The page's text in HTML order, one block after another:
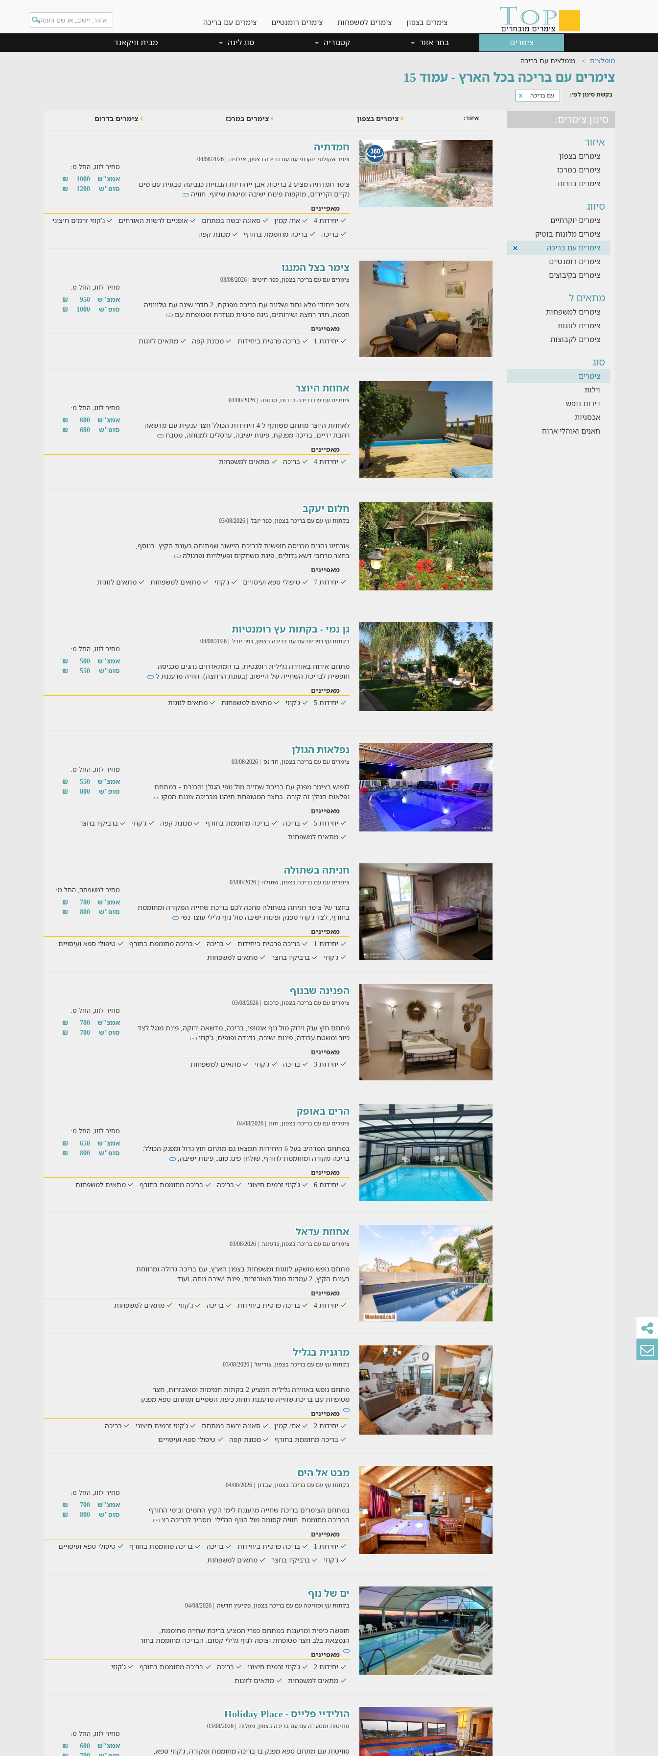
צימרים בצפון צימרים למשפחות צימרים רומנטיים צימרים עם בריכה
צימרים בחר אזור קטגוריה סוג לינה מבית וויקאנד
מומלצים מומלצים עם בריכה
צימרים עם בריכה בכל הארץ - עמוד 15
בקשת סינון לפי: x עם בריכה
סינון צימרים:
איזור
צימרים בצפון
צימרים במרכז
צימרים בדרום
סיווג
צימרים יוקרתיים
צימרים מלונות בוטיק
צימרים עם בריכה
צימרים רומנטיים
צימרים בקיבוצים
מתאים ל
צימרים למשפחות
צימרים לזוגות
צימרים לקבוצות
סוג
צימרים
וילות
דירות נופש
אכסניות
חאנים ואוהלי ארוח
איזור: צימרים בצפון צימרים במרכז צימרים בדרום
חמדתיה
צימר אקולוגי יוקרתי עם עם בריכה בצפון, אילניה | 04/08/2026
צימר חמדתיה מציע 2 בריכות אבן ייחודיות הבנויות כנביעה טבעית עם מים
נקיים וקרירים, מוקפות פינות ישיבה ומיטות שיזוף. חוויה
מחיר לזוג, החל מ:
אמצ"ש 1000
₪
סופ"ש
1200
₪
מאפיינים
יחידות 4
אח/ קמין סאונה יבשה במתחם אופניים לרשות האורחים
ג'קוזי זרמים חיצוני
בריכה
בריכה מחוממת בחורף מכונת קפה
צימר בצל המנגו
צימרים עם עם בריכה בצפון, כפר חיטים | 03/08/2026
צימר ייחודי מלא נחת ושלווה עם בריכה מפנקת, 2 חדרי שינה עם טלוויזיה
חכמה, חדר רחצה ושירותים, גינה פרטית מגודרת ומטופחת עם
מחיר לזוג, החל מ:
אמצ"ש 950
₪
סופ"ש
1000
₪
מאפיינים
יחידות 1
בריכה פרטית ביחידות מכונת קפה מתאים לזוגות
אחוזת היוצר
צימרים עם עם בריכה בדרום, סנסנה | 04/08/2026
לאחוזת היוצר מתחם משותף ל 4 היחידות הכולל חצר ענקית עם מדשאה
רחבת ידיים, בריכה מפנקת, פינות ישיבה, ערסלים למנוחה, מטבח
מחיר לזוג, החל מ:
אמצ"ש 600
₪
סופ"ש
600
₪
מאפיינים
יחידות 4
בריכה מתאים למשפחות
חלום יעקב
בקתות עץ עם עם בריכה בצפון, כפר יובל | 03/08/2026
אורחינו נהנים מכניסה חופשית לבריכת היישוב שפתוחה בעונת הקיץ. בנוסף,
בחצר מרחבי דשא גדולים, פינת משחקים ופעילויות ופרגולה
מאפיינים
יחידות 7
טיפולי ספא ועיסויים ג'קוזי מתאים למשפחות מתאים לזוגות
גן נמי - בקתות עץ רומנטיות
בקתות עץ כפריות עם עם בריכה בצפון, כפר יובל | 04/08/2026
מתחם אירוח באווירה גלילית רומנטית, בו המתארחים נהנים מכניסה
חופשית לבריכת השחייה של היישוב (בעונת הרחצה). חוויה מרעננת ל
מחיר לזוג, החל מ:
אמצ"ש 500
₪
סופ"ש
550
₪
מאפיינים
יחידות 5
ג'קוזי מתאים למשפחות מתאים לזוגות
נפלאות הגולן
צימרים עם עם בריכה בצפון, חד נס | 03/08/2026
לנפוש בצימר מפנק עם בריכת שחייה מול נופי הגולן והכנרת - במתחם
נפלאות הגולן זה קורה. בחצר המטופחת תיהנו מבריכה צוננת המקו
מחיר לזוג, החל מ:
אמצ"ש 550
₪
סופ"ש
800
₪
מאפיינים
יחידות 5
בריכה בריכה מחוממת בחורף מכונת קפה ג'קוזי
ברביקיו בחצר
מתאים למשפחות
חניתה בשתולה
צימרים עם עם בריכה בצפון, שתולה | 03/08/2026
בחצר של צימר חניתה בשתולה מחכה לכם בריכת שחייה המקורה ומחוממת
בחורף, לצד ג'קוזי מפנק ופינות ישיבה מול נוף גלילי עוצר נשי
מחיר למשפחה, החל מ:
אמצ"ש 700
₪
סופ"ש
800
₪
מאפיינים
יחידות 1
בריכה פרטית ביחידות בריכה בריכה מחוממת בחורף
טיפולי ספא ועיסויים
ג'קוזי
ברביקיו בחצר מתאים למשפחות
הפנינה שבנוף
צימרים עם עם בריכה בצפון, כרכום | 03/08/2026
מתחם חוץ ענק וירוק מול נוף אוטופי, בריכה, מדשאה ירוקה, פינת מנגל לצד
כיור ומשטח עבודה, פינות ישיבה, נדנדה ופופים, ג'קוזי
מחיר לזוג, החל מ:
אמצ"ש 700
₪
סופ"ש
700
₪
מאפיינים
יחידות 3
בריכה ג'קוזי מתאים למשפחות
הרים באופק
צימרים עם עם בריכה בצפון, חזון | 04/08/2026
במתחם המרהיב בעל 6 היחידות תמצאו גם מתחם חוץ גדול ומפנק הכולל:
בריכה מקורה ומחוממת לחורף, שולחן פינג פונג, פינות ישיבה,
מחיר לזוג, החל מ:
אמצ"ש 650
₪
סופ"ש
800
₪
מאפיינים
יחידות 6
ג'קוזי זרמים חיצוני בריכה בריכה מחוממת בחורף מתאים למשפחות
אחוזת עדאל
צימרים עם עם בריכה בצפון, גדעונה | 03/08/2026
מתחם נופש מושקע לזוגות ומשפחות בצפון הארץ, עם בריכה גדולה ומרווחת
בעונת הקיץ, 2 עמדות מנגל מאובזרות, פינת ישיבה נוחה, ועוד
מאפיינים
יחידות 4
בריכה פרטית ביחידות בריכה ג'קוזי מתאים למשפחות
מרגנית בגליל
בקתות עץ עם עם בריכה בצפון, צוריאל | 03/08/2026
מתחם נופש באווירה גלילית המציע 2 בקתות חמימות ומאובזרות, חצר
מטופחת עם בריכת שחייה מרעננת תחת כיפת השמיים ומתחם ספא מפנק
מאפיינים
יחידות 2
אח/ קמין סאונה יבשה במתחם ג'קוזי זרמים חיצוני
בריכה
בריכה מחוממת בחורף
מכונת קפה טיפולי ספא ועיסויים
מבט אל הים
בקתות עץ עם עם בריכה בצפון, עבדון | 04/08/2026
במתחם הצימרים בריכת שחייה מרעננת לימי הקיץ החמים ובימי החורף
הבריכה מחוממת. חוויה קסומה מול הנוף הגלילי. מסביב לבריכה רצ
מחיר לזוג, החל מ:
אמצ"ש 700
₪
סופ"ש
800
₪
מאפיינים
יחידות 1
בריכה פרטית ביחידות בריכה בריכה מחוממת בחורף
טיפולי ספא ועיסויים
ג'קוזי
ברביקיו בחצר מתאים למשפחות
ים של נוף
בקתות עץ וסוויטה עם עם בריכה בצפון, פקיעין חדשה | 04/08/2026
חופשה כיפית ומרעננת במתחם כפרי המציע בריכת שחייה מחוממת,
הנמצאת בלב חצר מטופחת וצופה לנוף גלילי קסום. הבריכה מחוממת בחור
מאפיינים
יחידות 2
ג'קוזי זרמים חיצוני בריכה בריכה מחוממת בחורף
ג'קוזי
מתאים למשפחות
מתאים לזוגות
הולידיי פלייס - Holiday Place
סוויטות ומסעדה עם עם בריכה בצפון, מעלות | 03/08/2026
סוויטות עם מתחם ספא מפנק בו בריכה מחוממת ומקורה, ג'קוזי ספא,
מחיר לזוג, החל מ:
אמצ"ש 600
₪